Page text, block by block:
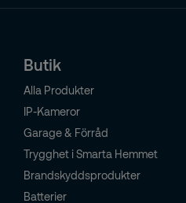
Butik
Alla Produkter
IP-Kameror
Garage & Förråd
Trygghet i Smarta Hemmet
Brandskyddsprodukter
Batterier